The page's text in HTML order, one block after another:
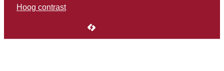
Hoog contrast